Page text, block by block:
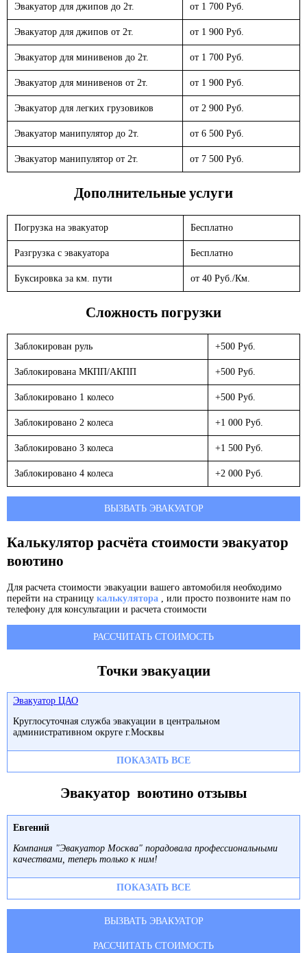
Эвакуатор для джипов до 2т. от 1 700 Руб.
Эвакуатор для джипов от 2т. от 1 900 Руб.
Эвакуатор для минивенов до 2т. от 1 700 Руб.
Эвакуатор для минивенов от 2т. от 1 900 Руб.
Эвакуатор для легких грузовиков от 2 900 Руб.
Эвакуатор манипулятор до 2т. от 6 500 Руб.
Эвакуатор манипулятор от 2т. от 7 500 Руб.
Дополнительные услуги
Погрузка на эвакуатор Бесплатно
Разгрузка с эвакуатора Бесплатно
Буксировка за км. пути от 40 Руб./Км.
Сложность погрузки
Заблокирован руль +500 Руб.
Заблокирована МКПП/АКПП +500 Руб.
Заблокировано 1 колесо +500 Руб.
Заблокировано 2 колеса +1 000 Руб.
Заблокировано 3 колеса +1 500 Руб.
Заблокировано 4 колеса +2 000 Руб.
ВЫЗВАТЬ ЭВАКУАТОР
Калькулятор расчёта стоимости эвакуатор
воютино
Для расчета стоимости эвакуации вашего автомобиля необходимо
перейти на страницу калькулятора , или просто позвоните нам по
телефону для консультации и расчета стоимости
РАССЧИТАТЬ СТОИМОСТЬ
Точки эвакуации
Эвакуатор ЦАО
Круглосуточная служба эвакуации в центральном
административном округе г.Москвы
ПОКАЗАТЬ ВСЕ
Эвакуатор воютино отзывы
Евгений
Компания "Эвакуатор Москва" порадовала профессиональными
качествами, теперь только к ним!
ПОКАЗАТЬ ВСЕ
ВЫЗВАТЬ ЭВАКУАТОР
РАССЧИТАТЬ СТОИМОСТЬ